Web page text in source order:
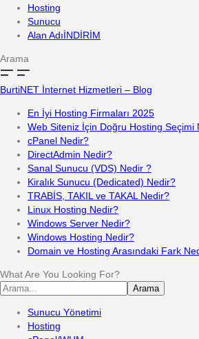
Hosting
Sunucu
Alan AdıİNDİRİM
Arama
BurtiNET İnternet Hizmetleri – Blog
En İyi Hosting Firmaları 2025
Web Siteniz İçin Doğru Hosting Seçimi
cPanel Nedir?
DirectAdmin Nedir?
Sanal Sunucu (VDS) Nedir ?
Kiralık Sunucu (Dedicated) Nedir?
TRABİS, TAKIL ve TAKAL Nedir?
Linux Hosting Nedir?
Windows Server Nedir?
Windows Hosting Nedir?
Domain ve Hosting Arasındaki Fark
What Are You Looking For?
Arama
Sunucu Yönetimi
Hosting